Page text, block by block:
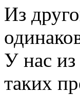
Из
У нас из
таких